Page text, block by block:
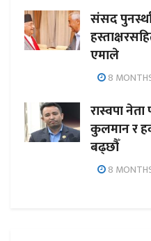
संसद
एमाले
8
रास्वपा
कुलमान र
बढ्छौँ
8